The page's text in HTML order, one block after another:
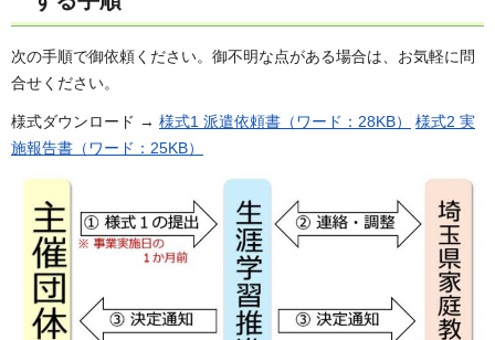
次の手順で御依頼ください。御不明な点がある場合は、お気軽に問
合せください。
様式ダウンロード → 様式1 派遣依頼書（ワード：28KB）
様式2 実
施報告書（ワード：25KB）